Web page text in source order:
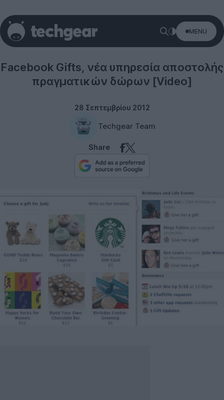
MENU
Social networks
Facebook Gifts, νέα υπηρεσία αποστολής
πραγματικών δώρων [Video]
28 Σεπτεμβρίου 2012
Techgear Team
Share